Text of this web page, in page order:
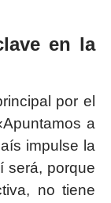
en la
por el
a
impulse la
será, porque
no tiene